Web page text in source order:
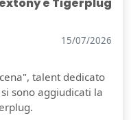
15/07/2026
talent dedicato
sono aggiudicati la